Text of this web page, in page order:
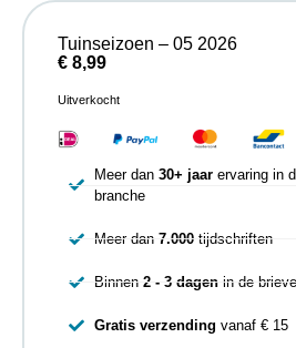
Tuinseizoen – 05 2026
€ 8,99
Uitverkocht
Meer dan 30+ jaarervaring in
branche
Meer dan 7.000tijdschriften
Binnen 2 - 3 dagenin de
Gratis verzending vanaf € 15